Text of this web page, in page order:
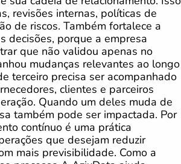
revisões internas, políticas de
de riscos. Também fortalece a
decisões, porque a empresa
que não validou apenas no
mudanças relevantes ao longo
terceiro precisa ser acompanhado
clientes e parceiros
Quando um deles muda de
também pode ser impactada. Por
contínuo é uma prática
que desejam reduzir
mais previsibilidade. Como a